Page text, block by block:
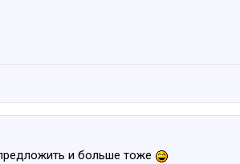
и больше тоже